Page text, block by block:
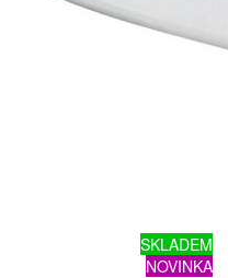
SKLADEM
NOVINKA